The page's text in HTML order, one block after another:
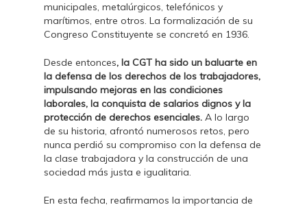
municipales, metalúrgicos, telefónicos y
marítimos, entre otros. La formalización de su
Congreso Constituyente se concretó en 1936.
Desde entonces, la CGT ha sido un baluarte en
la defensa de los derechos de los trabajadores,
impulsando mejoras en las condiciones
laborales, la conquista de salarios dignos y la
protección de derechos esenciales. A lo largo
de su historia, afrontó numerosos retos, pero
nunca perdió su compromiso con la defensa de
la clase trabajadora y la construcción de una
sociedad más justa e igualitaria.
En esta fecha, reafirmamos la importancia de